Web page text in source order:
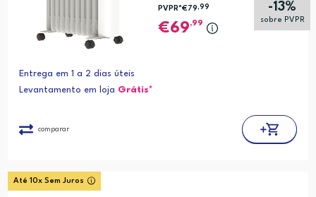
-13%
sobre PVPR
PVPR*€79,99
69,99
Entrega em 1 a 2 dias úteis
Levantamento em loja Grátis*
comparar
Até 10x Sem Juros